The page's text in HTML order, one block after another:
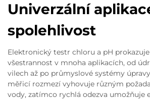
Univerzální
spolehlivost
Elektronický testr chloru a pH
všestrannost v mnoha aplikacích, od
vilech až po průmyslové systémy
měřicí rozmezí vyhovuje různým
vody, zatímco rychlá odezva umožňuje